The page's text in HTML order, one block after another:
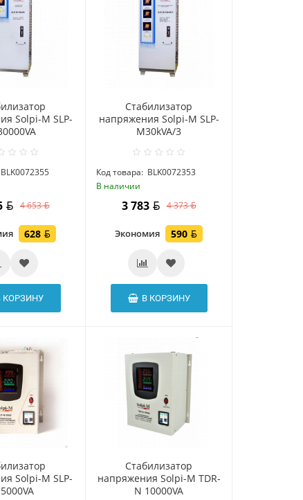
Solpi-M SLP-
BLK0072355
4 653
628
КОРЗИНУ
Стабилизатор
напряжения Solpi-M SLP-
M30kVA/3
Код товара: BLK0072353
В наличии
3 783 4 373
Экономия 590
В КОРЗИНУ
Solpi-M SLP-
Стабилизатор
напряжения Solpi-M TDR-
N 10000VA